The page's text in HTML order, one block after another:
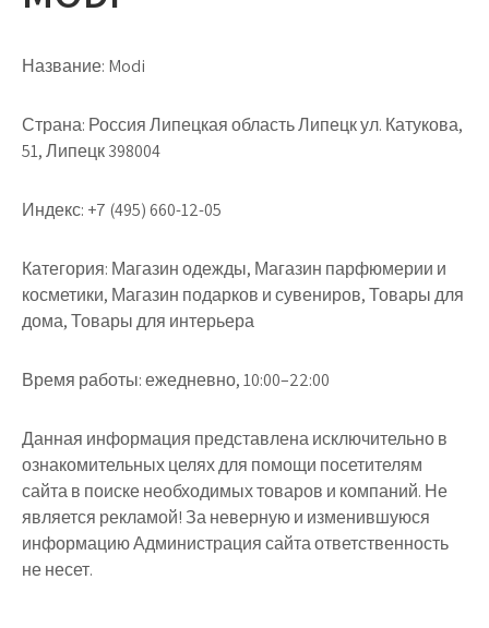
Название: Modi
Страна: Россия Липецкая область Липецк ул. Катукова,
51, Липецк 398004
Индекс: +7 (495) 660-12-05
Категория: Магазин одежды, Магазин парфюмерии и
косметики, Магазин подарков и сувениров, Товары для
дома, Товары для интерьера
Время работы:ежедневно, 10:00–22:00
Данная информация представлена исключительно в
ознакомительных целях для помощи посетителям
сайта в поиске необходимых товаров и компаний. Не
является рекламой! За неверную и изменившуюся
информацию Администрация сайта ответственность
не несет.